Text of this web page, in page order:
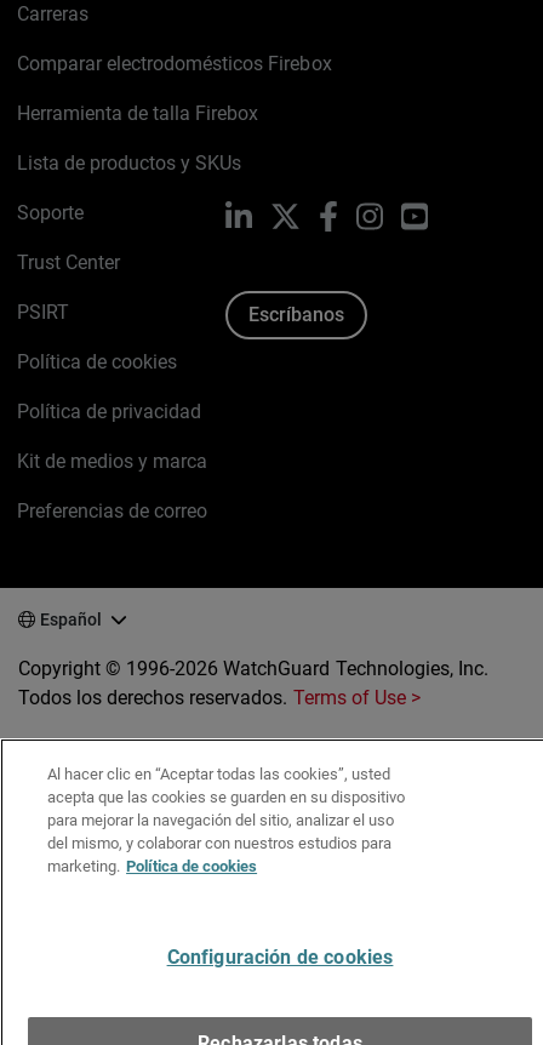
Carreras
Comparar electrodomésticos Firebox
Herramienta de talla Firebox
Lista de productos y SKUs
Soporte
Trust Center
PSIRT
Política de cookies
Política de privacidad
Kit de medios y marca
Preferencias de correo
LinkedIn FacebookInstagramYouTube
Escríbanos
Español
Copyright © 1996-2026 WatchGuard Technologies, Inc.
Todos los derechos reservados. Terms of Use >
Al hacer clic en “Aceptar todas las cookies”, usted
acepta que las cookies se guarden en su dispositivo
para mejorar la navegación del sitio, analizar el uso
del mismo, y colaborar con nuestros estudios para
marketing. Política de cookies
Configuración de cookies